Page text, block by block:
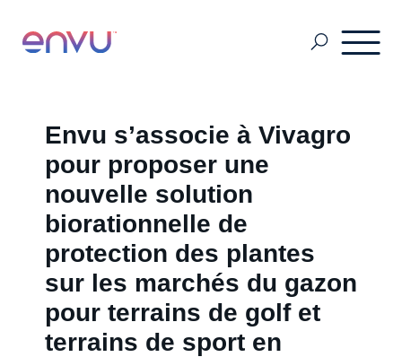
Hygiène publique
Hygiène Rurale
Espaces Verts
Envu s’associe à Vivagro
pour proposer une
nouvelle solution
biorationnelle de
protection des plantes
sur les marchés du gazon
pour terrains de golf et
terrains de sport en